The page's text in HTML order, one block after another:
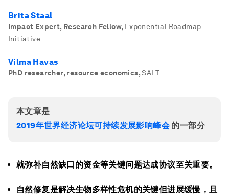
Brita Staal
Impact Expert, Research Fellow, Exponential Roadmap
Initiative
Vilma Havas
PhD researcher, resource economics, SALT
本文章是
2019年世界经济论坛可持续发展影响峰会的一部分
就弥补自然缺口的资金等关键问题达成协议至关重要。
自然修复是解决生物多样性危机的关键但进展缓慢，且